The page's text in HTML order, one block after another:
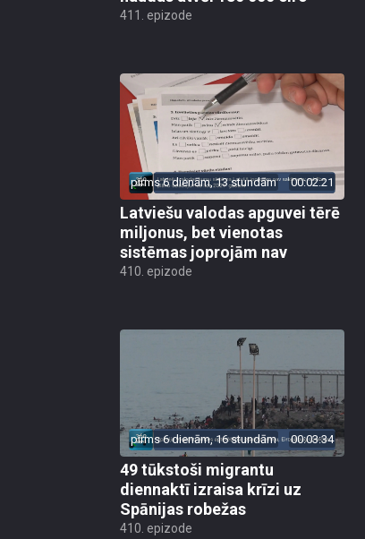
411. epizode
pirms 6 dienām, 13 stundām 00:02:21
Latviešu valodas apguvei tērē
miljonus, bet vienotas
sistēmas joprojām nav
410. epizode
pirms 6 dienām, 16 stundām 00:03:34
49 tūkstoši migrantu
diennaktī izraisa krīzi uz
Spānijas robežas
410. epizode